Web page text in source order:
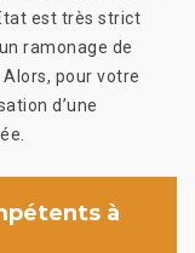
est très strict
ramonage de
pour votre
d’une
à